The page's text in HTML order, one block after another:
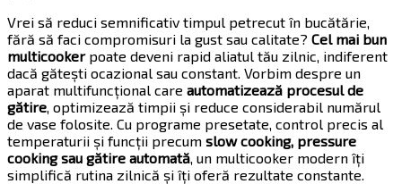
Vrei să reduci semnificativ timpul petrecut în bucătărie,
fără să faci compromisuri la gust sau calitate? Cel mai bun
multicookerpoate deveni rapid aliatul tău zilnic, indiferent
dacă gătești ocazional sau constant. Vorbim despre un
aparat multifuncțional care automatizează procesul de
gătire, optimizează timpii și reduce considerabil numărul
de vase folosite. Cu programe presetate, control precis al
temperaturii și funcții precum slow cooking, pressure
cooking sau gătire automată, un multicooker modern îți
simplifică rutina zilnică și îți oferă rezultate constante.